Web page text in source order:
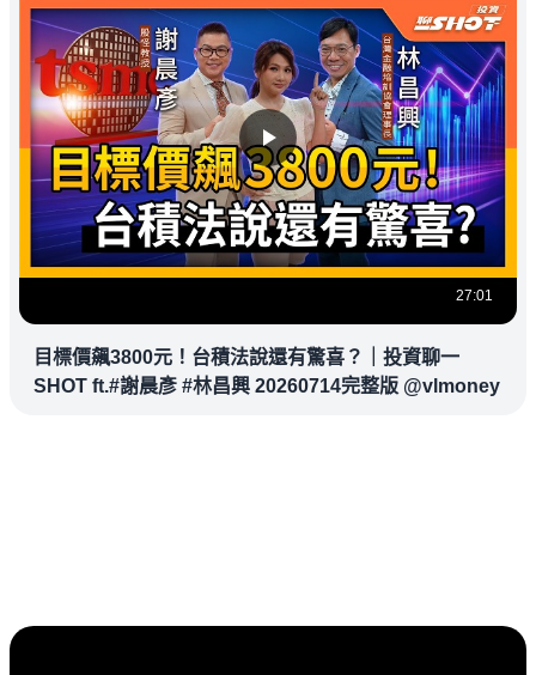
27:01
目標價飆3800元！台積法說還有驚喜？｜投資聊一
SHOT ft.#謝晨彥 #林昌興 20260714完整版 @vlmoney